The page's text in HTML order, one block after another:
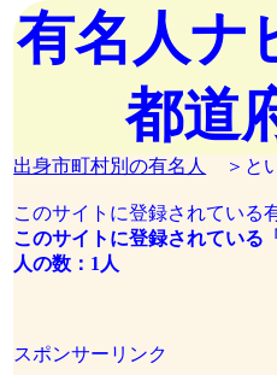
有名人
都道
出身市町村別の有名人 ＞と
このサイトに登録されている
このサイトに登録されている
人の数：1人
スポンサーリンク